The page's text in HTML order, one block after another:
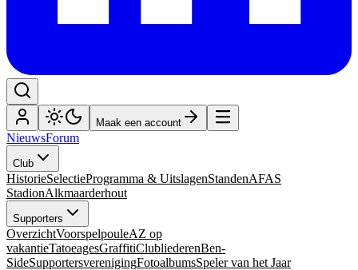
Maak een account
NieuwsForum
Club
HistorieSelectieProgramma & UitslagenStandenAFAS
StadionAlkmaarderhout
Supporters
OverzichtVoorspelpouleAZ op
vakantieTatoeagesGraffitiClubliederenBen-
SideSupportersverenigingFotoalbumsSpeler van het Jaar